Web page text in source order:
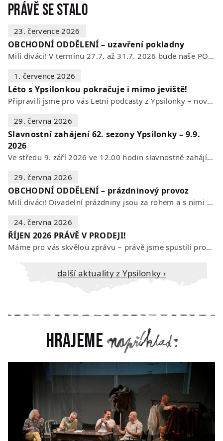
Právě se stalo
23. července 2026
OBCHODNÍ ODDĚLENÍ – uzavření pokladny
Milí diváci! V termínu 27.7. až 31.7. 2026 bude naše POKLADNA z technických…
1. července 2026
Léto s Ypsilonkou pokračuje i mimo jeviště!
Připravili jsme pro vás Letní podcasty z Ypsilonky – novou sérii rozhovorů s…
29. června 2026
Slavnostní zahájení 62. sezony Ypsilonky – 9.9.
2026
Ve středu 9. září 2026 ve 12.00 hodin slavnostně zahájíme novou divadelní…
29. června 2026
OBCHODNÍ ODDĚLENÍ – prázdninový provoz
Milí diváci! Divadelní prázdniny jsou za rohem a s nimi se mění i otevírací…
24. června 2026
ŘÍJEN 2026 PRÁVĚ V PRODEJI!
Máme pro vás skvělou zprávu – právě jsme spustili prodej vstupenek na říjen…
Další aktuality z Ypsilonky ›
Hrajeme